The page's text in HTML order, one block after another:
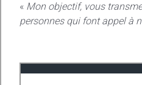
« Mon objectif, vous
personnes qui font appel à